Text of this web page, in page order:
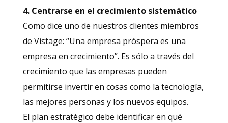
4. Centrarse en el crecimiento sistemático
Como dice uno de nuestros clientes miembros
de Vistage: “Una empresa próspera es una
empresa en crecimiento”. Es sólo a través del
crecimiento que las empresas pueden
permitirse invertir en cosas como la tecnología,
las mejores personas y los nuevos equipos.
El plan estratégico debe identificar en qué